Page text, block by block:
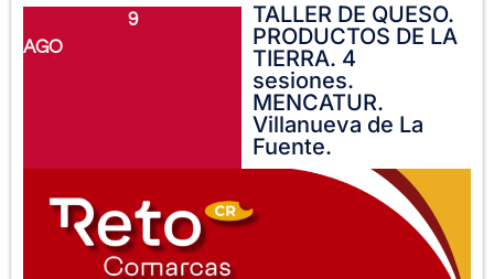
9
AGO
TALLER DE QUESO.
PRODUCTOS DE LA
TIERRA. 4
sesiones.
MENCATUR.
Villanueva de La
Fuente.